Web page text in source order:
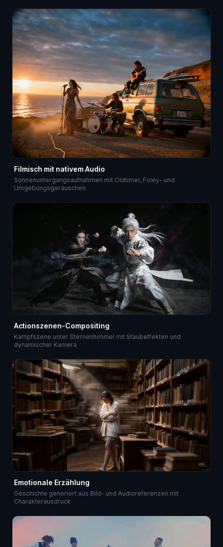
Filmisch mit nativem Audio
Sonnenuntergangsaufnahmen mit Oldtimer, Foley- und
Umgebungsgeräuschen
Actionszenen-Compositing
Kampfszene unter Sternenhimmel mit Staubeffekten und
dynamischer Kamera
Emotionale Erzählung
Geschichte generiert aus Bild- und Audioreferenzen mit
Charakterausdruck